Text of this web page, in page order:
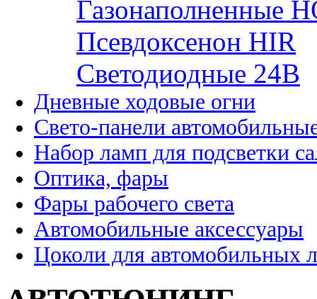
Газонаполненные
Псевдоксенон HIR
Cветодиодные 24B
Дневные ходовые огни
Свето-панели
Набор ламп для подсветки
Оптика, фары
Фары рабочего света
Автомобильные аксессуары
Цоколи для автомобильных